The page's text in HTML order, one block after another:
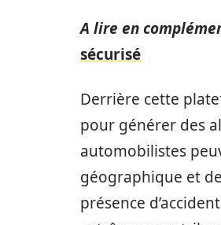
A lire en
sécurisé
Derrière cette
pour générer des
automobilistes
géographique et
présence